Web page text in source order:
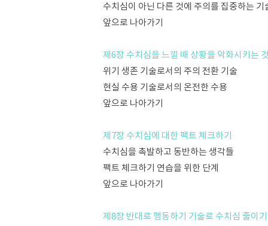
수치심이 아닌 다른 것에 주의를 집중하는 기
앞으로 나아가기
제6장 수치심을 느낄 때 상황을 악화시키는
위기 생존 기술로서의 주의 전환 기술
현실 수용 기술로서의 온전한 수용
앞으로 나아가기
제7장 수치심에 대한 팩트 체크하기
수치심을 촉발하고 동반하는 생각들
팩트 체크하기 연습을 위한 단계
앞으로 나아가기
제8장 반대로 행동하기 기술로 수치심 줄이기